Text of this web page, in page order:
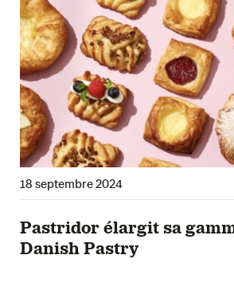
18 septembre 2024
Pastridor élargit sa
Danish Pastry